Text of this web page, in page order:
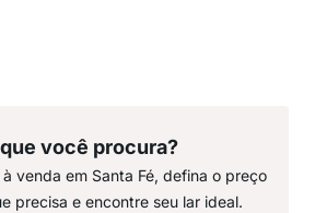
você procura?
venda em Santa Fé, defina o preço
precisa e encontre seu lar ideal.